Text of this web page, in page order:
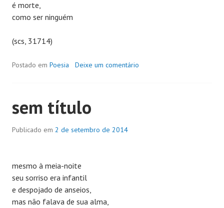
é morte,
como ser ninguém
(scs, 31714)
Postado em Poesia Deixe um comentário
sem título
Publicado em 2 de setembro de 2014
mesmo à meia-noite
seu sorriso era infantil
e despojado de anseios,
mas não falava de sua alma,